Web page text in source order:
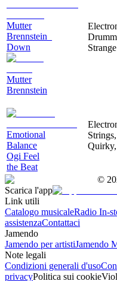
Mutter
Brennstein_
Down
Mutter
Brennstein
Strange
Emotional
Balance
Ogi Feel
the Beat
Quirky,
©
Scarica l'app
Link utili
Catalogo musicaleRadio In-
assistenzaContattaci
Jamendo
Jamendo per artistiJamendo
Note legali
Condizioni generali d'uso
privacyPolitica sui cookie